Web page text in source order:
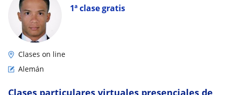
1ª clase gratis
Clases on line
Alemán
Clases particulares virtuales presenciales de